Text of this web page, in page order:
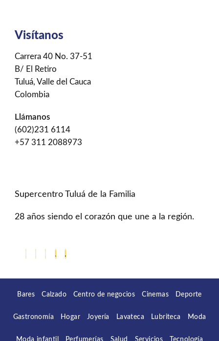
Visítanos
Carrera 40 No. 37-51
B/ El Retiro
Tuluá, Valle del Cauca
Colombia
Llámanos
(602)231 6114
+57 311 2088973
Supercentro Tuluá de la Familia
28 años siendo el corazón que une a la región.
Bares Calzado Centro de negocios Cinemas Deporte
Gastronomía Hogar Joyería Lavateca Lubriteca Moda
Moda infantil Perfumerías Salud Servicios Tecnología